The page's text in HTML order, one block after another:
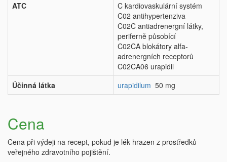
ATC
C kardiovaskulární systém
C02 antihypertenziva
C02C antiadrenergní látky,
periferně působící
C02CA blokátory alfa-
adrenergních receptorů
C02CA06 urapidil
Účinná látka
urapidilum 50 mg
Cena
Cena při výdeji na recept, pokud je lék hrazen z prostředků
veřejného zdravotního pojištění.